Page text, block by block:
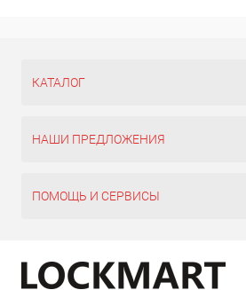
КАТАЛОГ
НАШИ ПРЕДЛОЖЕНИЯ
ПОМОЩЬ И СЕРВИСЫ